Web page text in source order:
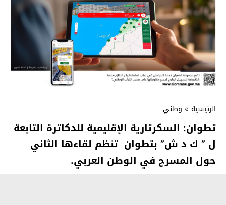
الرئيسية » وطني
تطوان: السكرتارية الإقليمية للدكاترة التابعة
ل ” ك د ش” بتطوان تنظم لقاءها الثاني
حول المسرح في الوطن العربي.